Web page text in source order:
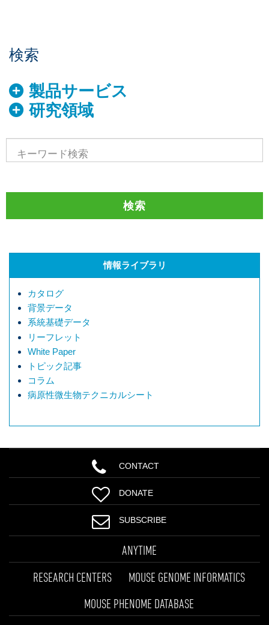
検索
製品サービス
研究領域
情報ライブラリ
カタログ
背景データ
系統基礎データ
リーフレット
White Paper
トピック記事
コラム
病原性微生物テクニカルシート
CONTACT
DONATE
SUBSCRIBE
ANYTIME
RESEARCH CENTERS
MOUSE GENOME INFORMATICS
MOUSE PHENOME DATABASE